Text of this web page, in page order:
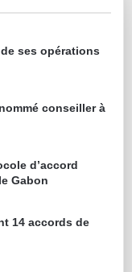
ses opérations
conseiller à
d’accord
Gabon
14 accords de